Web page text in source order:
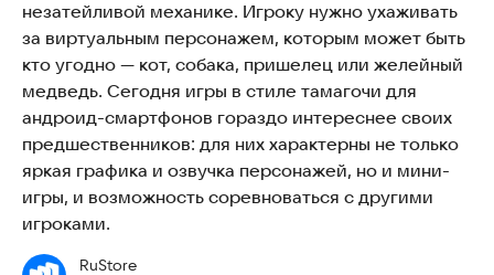
незатейливой механике. Игроку нужно ухаживать
за виртуальным персонажем, которым может быть
кто угодно — кот, собака, пришелец или желейный
медведь. Сегодня игры в стиле тамагочи для
андроид-смартфонов гораздо интереснее своих
предшественников: для них характерны не только
яркая графика и озвучка персонажей, но и мини-
игры, и возможность соревноваться с другими
игроками.
RuStore